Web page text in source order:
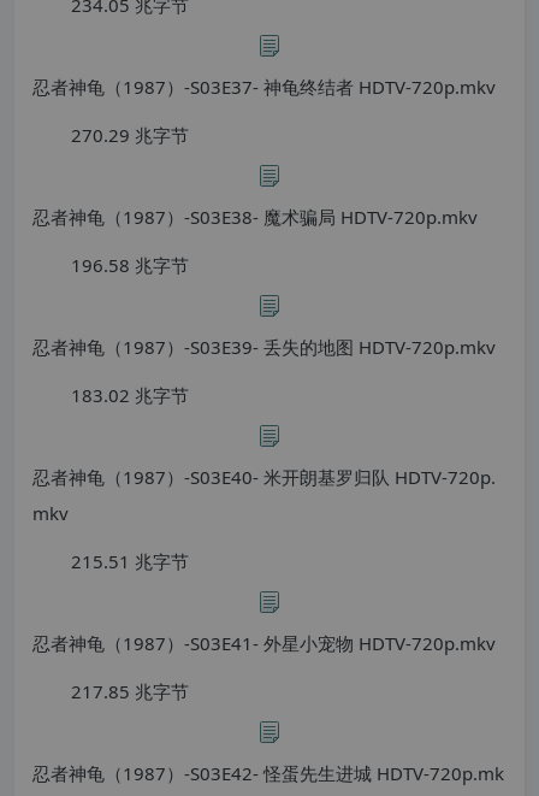
234.05 兆字节
忍者神龟（1987）-S03E37- 神龟终结者 HDTV-720p.mkv
270.29 兆字节
忍者神龟（1987）-S03E38- 魔术骗局 HDTV-720p.mkv
196.58 兆字节
忍者神龟（1987）-S03E39- 丢失的地图 HDTV-720p.mkv
183.02 兆字节
忍者神龟（1987）-S03E40- 米开朗基罗归队 HDTV-720p.
mkv
215.51 兆字节
忍者神龟（1987）-S03E41- 外星小宠物 HDTV-720p.mkv
217.85 兆字节
忍者神龟（1987）-S03E42- 怪蛋先生进城 HDTV-720p.mk